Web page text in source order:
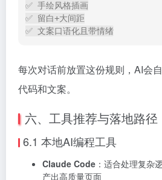
✅ 手绘风格插画
✅ 留白+大间距
✅ 文案口语化且带情绪
每次对话前放置这份规则，AI会
代码和文案。
六、工具推荐与落地路径
6.1 本地AI编程工具
Claude Code ：适合处理复杂
产出高质量页面